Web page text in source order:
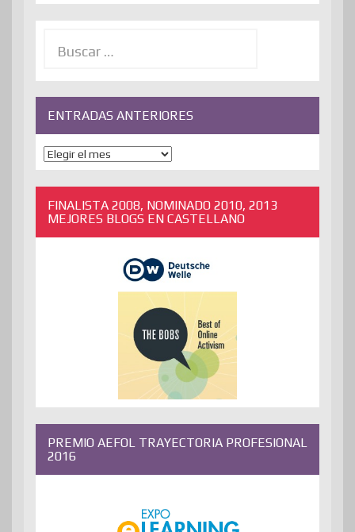
ENTRADAS ANTERIORES
ENTRADAS
ANTERIORES
FINALISTA 2008, NOMINADO 2010, 2013
MEJORES BLOGS EN CASTELLANO
PREMIO AEFOL TRAYECTORIA PROFESIONAL
2016